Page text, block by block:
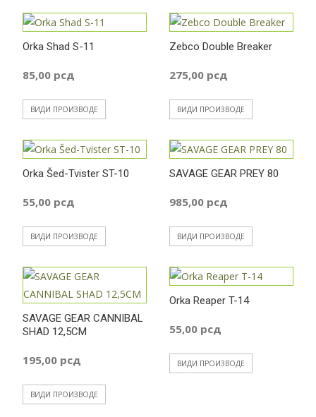
Orka Shad S-11
85,00 рсд
ВИДИ ПРОИЗВОДЕ
Zebco Double Breaker
275,00 рсд
ВИДИ ПРОИЗВОДЕ
Orka Šed-Tvister ST-10
55,00 рсд
ВИДИ ПРОИЗВОДЕ
SAVAGE GEAR PREY 80
985,00 рсд
ВИДИ ПРОИЗВОДЕ
SAVAGE GEAR CANNIBAL
SHAD 12,5CM
195,00 рсд
ВИДИ ПРОИЗВОДЕ
Orka Reaper T-14
55,00 рсд
ВИДИ ПРОИЗВОДЕ